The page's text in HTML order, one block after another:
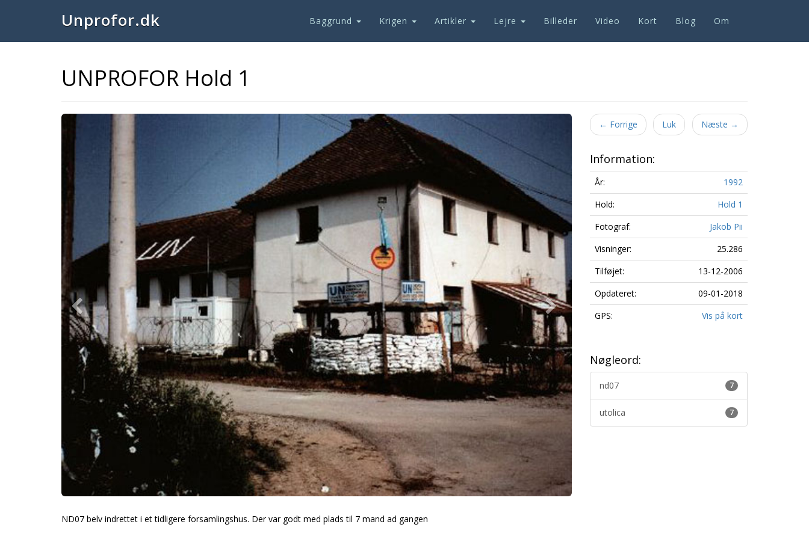
Unprofor.dk Baggrund Krigen Artikler Lejre Billeder Video Kort Blog Om
UNPROFOR Hold 1
Previous
ND07 belv indrettet i et tidligere forsamlingshus. Der var godt med plads til 7 mand ad gangen
← Forrige Luk Næste →
Information:
År:
1992
Hold:
Hold 1
Fotograf:
Jakob Pii
Visninger:
25.286
Tilføjet:
13-12-2006
Opdateret:
09-01-2018
GPS:
Vis på kort
Nøgleord:
7
nd07
7
utolica